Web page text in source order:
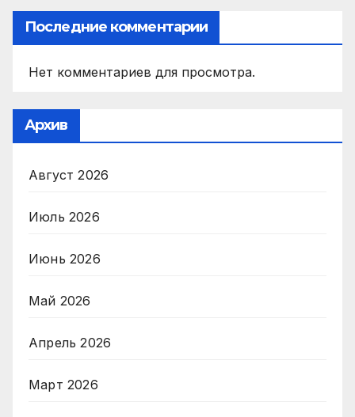
Последние комментарии
Нет комментариев для просмотра.
Архив
Август 2026
Июль 2026
Июнь 2026
Май 2026
Апрель 2026
Март 2026